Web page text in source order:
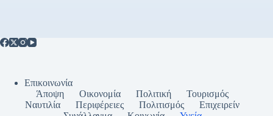
Επικοινωνία
Άποψη
Οικονομία Πολιτική
Τουρισμός
Ναυτιλία
Περιφέρειες Πολιτισμός
Επιχειρείν